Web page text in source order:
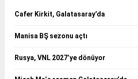
Cafer Kirkit, Galatasaray’da
Manisa BŞ sezonu açtı
Rusya, VNL 2027’ye dönüyor